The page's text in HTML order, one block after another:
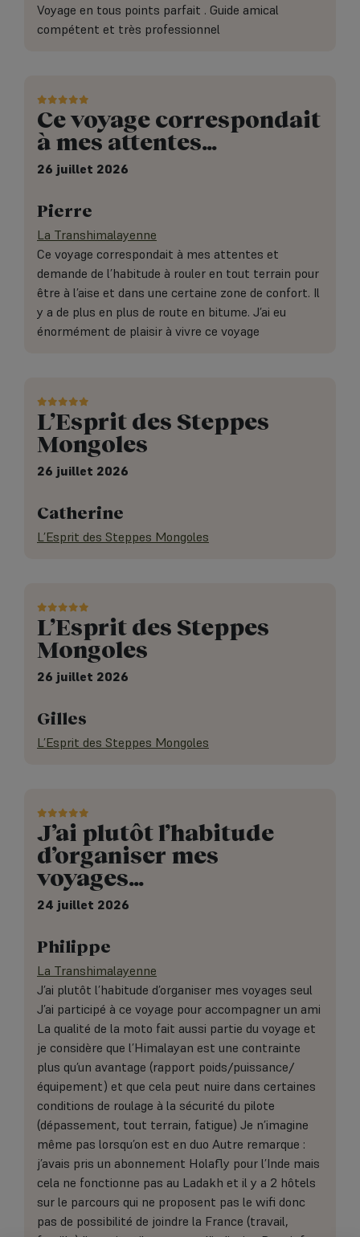
Voyage en tous points parfait . Guide amical
compétent et très professionnel
Ce voyage correspondait
à mes attentes…
26 juillet 2026
Pierre
La Transhimalayenne
Ce voyage correspondait à mes attentes et
demande de l’habitude à rouler en tout terrain pour
être à l’aise et dans une certaine zone de confort. Il
y a de plus en plus de route en bitume. J’ai eu
énormément de plaisir à vivre ce voyage
L’Esprit des Steppes
Mongoles
26 juillet 2026
Catherine
L’Esprit des Steppes Mongoles
L’Esprit des Steppes
Mongoles
26 juillet 2026
Gilles
L’Esprit des Steppes Mongoles
J’ai plutôt l’habitude
d’organiser mes
voyages…
24 juillet 2026
Philippe
La Transhimalayenne
J’ai plutôt l’habitude d’organiser mes voyages seul
J’ai participé à ce voyage pour accompagner un ami
La qualité de la moto fait aussi partie du voyage et
je considère que l’Himalayan est une contrainte
plus qu’un avantage (rapport poids/puissance/
équipement) et que cela peut nuire dans certaines
conditions de roulage à la sécurité du pilote
(dépassement, tout terrain, fatigue) Je n’imagine
même pas lorsqu’on est en duo Autre remarque :
j’avais pris un abonnement Holafly pour l’Inde mais
cela ne fonctionne pas au Ladakh et il y a 2 hôtels
sur le parcours qui ne proposent pas le wifi donc
pas de possibilité de joindre la France (travail,